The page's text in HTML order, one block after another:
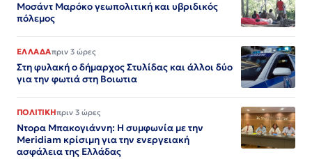
Μοσάντ Μαρόκο γεωπολιτική και υβριδικός
πόλεμος
ΕΛΛΑΔΑπριν 3 ώρες
Στη φυλακή ο δήμαρχος Στυλίδας και άλλοι δύο
για την φωτιά στη Βοιωτια
ΠΟΛΙΤΙΚΗπριν 3 ώρες
Ντορα Μπακογιάννη: Η συμφωνία με την
Meridiam κρίσιμη για την ενεργειακή
ασφάλεια της Ελλάδας